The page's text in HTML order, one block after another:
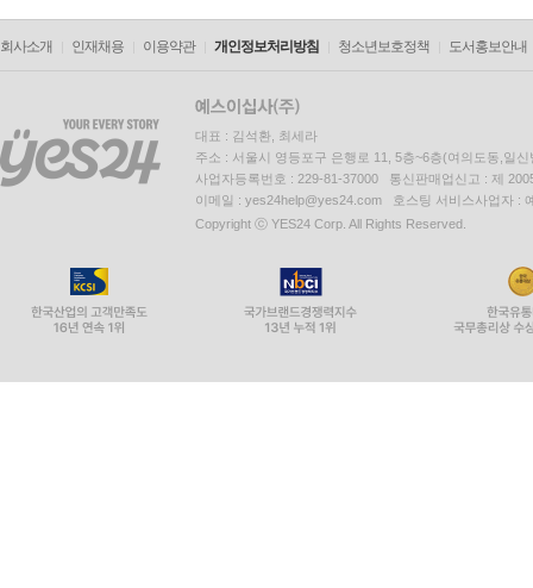
회사소개 인재채용 이용약관 개인정보처리방침 청소년보호정책 도서홍보안내
대표 : 김석환, 최세라
주소 : 서울시 영등포구 은행로 11, 5층~6층(여의도동,일신
사업자등록번호 : 229-81-37000 통신판매업신고 : 제
이메일 : yes24help@yes24.com 호스팅 서비스사업자 :
Copyright ⓒ YES24 Corp. All Rights Reserved.